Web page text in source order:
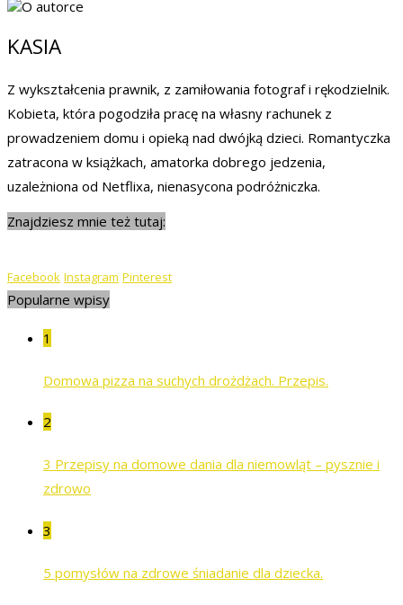
KASIA
Z wykształcenia prawnik, z zamiłowania fotograf i rękodzielnik.
Kobieta, która pogodziła pracę na własny rachunek z
prowadzeniem domu i opieką nad dwójką dzieci. Romantyczka
zatracona w książkach, amatorka dobrego jedzenia,
uzależniona od Netflixa, nienasycona podróżniczka.
Znajdziesz mnie też tutaj:
Facebook Instagram Pinterest
Popularne wpisy
1
Domowa pizza na suchych drożdżach. Przepis.
2
3 Przepisy na domowe dania dla niemowląt – pysznie i
zdrowo
3
5 pomysłów na zdrowe śniadanie dla dziecka.